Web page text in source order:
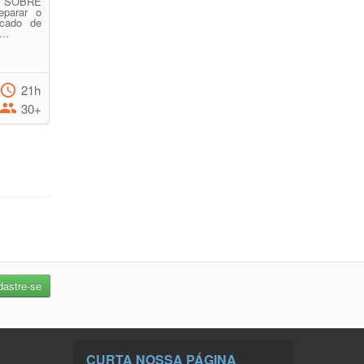
o
de
21h
30+
CURTA NOSSA PÁGINA